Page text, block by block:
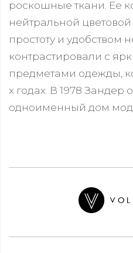
роскошные ткани. Ее
нейтральной
простоту и удобством
контрастировали с
предметами одежды,
х годах. В 1978 Зандер
одноименный дом